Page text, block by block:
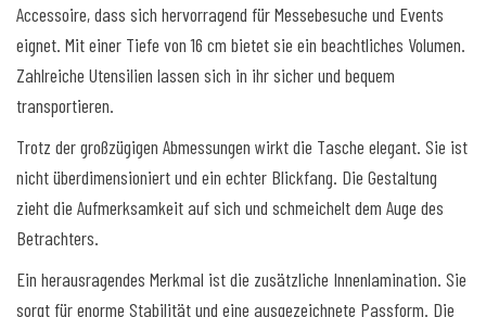
Accessoire, dass sich hervorragend für Messebesuche und Events
eignet. Mit einer Tiefe von 16 cm bietet sie ein beachtliches Volumen.
Zahlreiche Utensilien lassen sich in ihr sicher und bequem
transportieren.
Trotz der großzügigen Abmessungen wirkt die Tasche elegant. Sie ist
nicht überdimensioniert und ein echter Blickfang. Die Gestaltung
zieht die Aufmerksamkeit auf sich und schmeichelt dem Auge des
Betrachters.
Ein herausragendes Merkmal ist die zusätzliche Innenlamination. Sie
sorgt für enorme Stabilität und eine ausgezeichnete Passform. Die